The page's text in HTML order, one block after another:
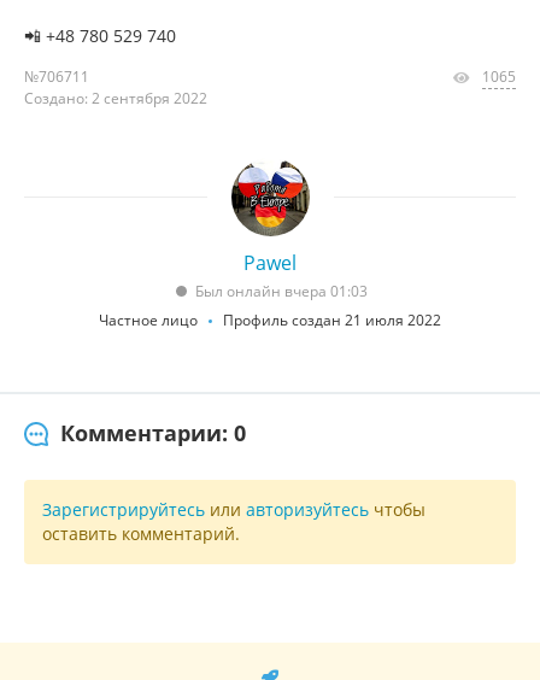
📲 +48 780 529 740
№706711
Создано: 2 сентября 2022
1065
Pawel
Был онлайн вчера 01:03
Частное лицо
Профиль создан 21 июля 2022
Комментарии: 0
Зарегистрируйтесь или авторизуйтесь чтобы
оставить комментарий.